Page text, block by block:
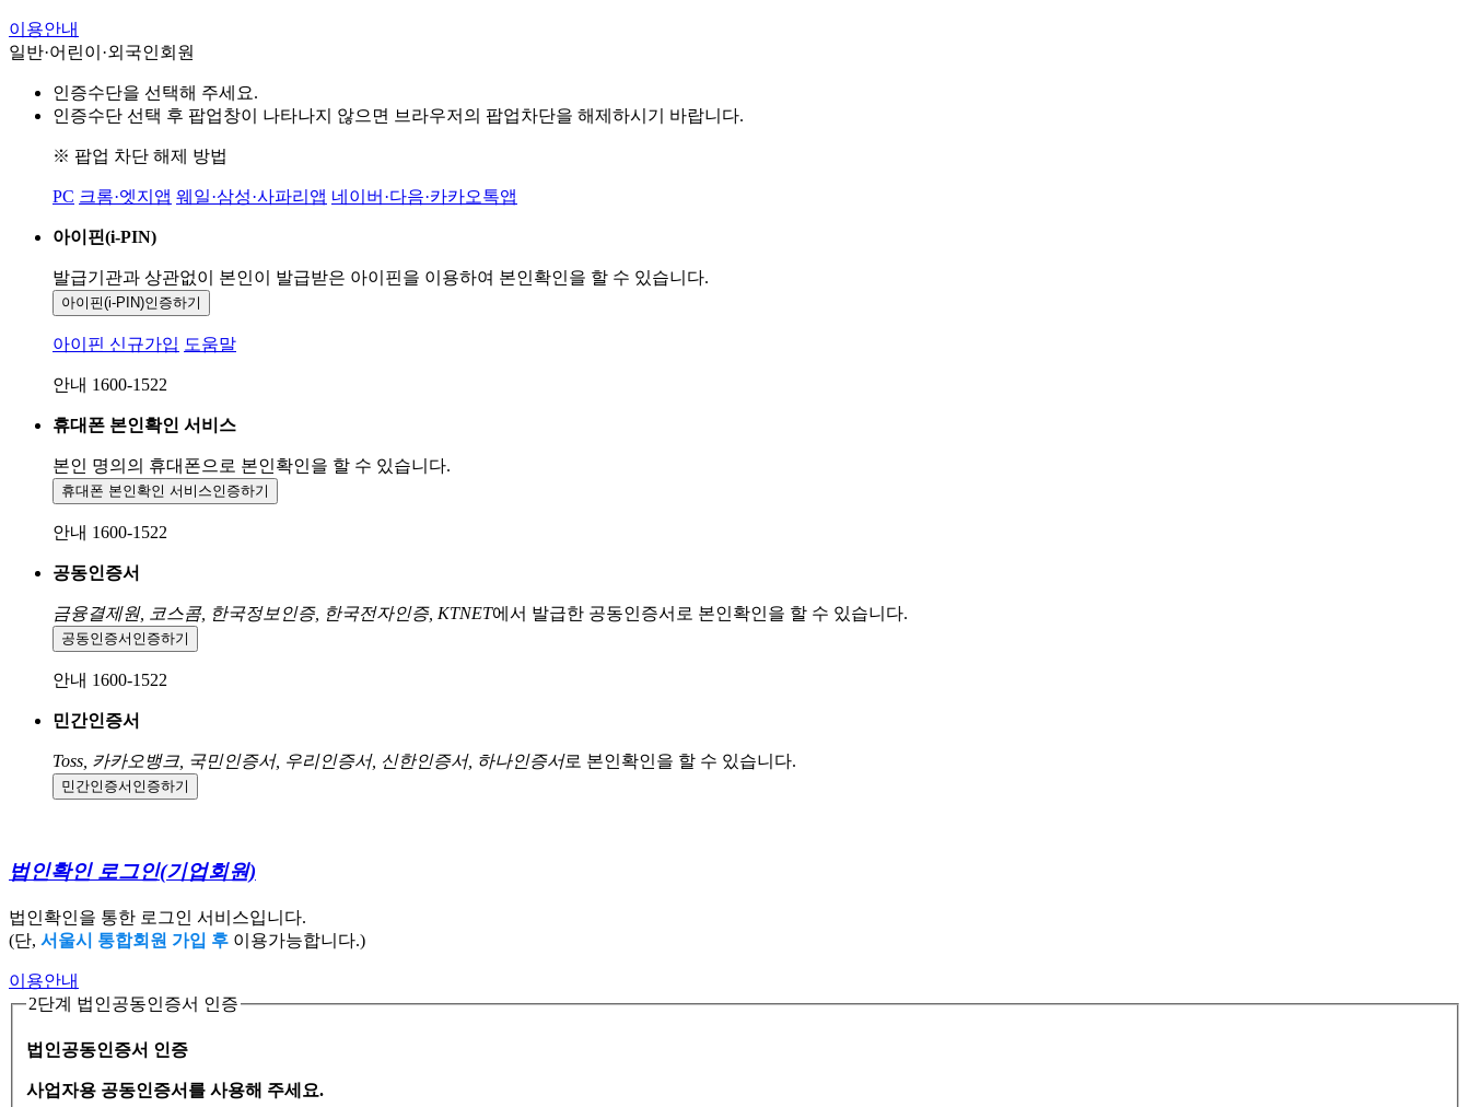
이용안내
일반·어린이·외국인회원
인증수단을 선택해 주세요.
인증수단 선택 후 팝업창이 나타나지 않으면 브라우저의 팝업차단을 해제하시기 바랍니다.
※ 팝업 차단 해제 방법
PC 크롬·엣지앱 웨일·삼성·사파리앱 네이버·다음·카카오톡앱
아이핀(i-PIN)
발급기관과 상관없이 본인이 발급받은 아이핀을 이용하여 본인확인을 할 수 있습니다.
아이핀(i-PIN)인증하기
아이핀 신규가입 도움말
안내 1600-1522
휴대폰 본인확인 서비스
본인 명의의 휴대폰으로 본인확인을 할 수 있습니다.
휴대폰 본인확인 서비스인증하기
안내 1600-1522
공동인증서
금융결제원, 코스콤, 한국정보인증, 한국전자인증, KTNET에서 발급한 공동인증서로 본인확인을 할 수 있습니다.
공동인증서 인증하기
안내 1600-1522
민간인증서
Toss, 카카오뱅크, 국민인증서, 우리인증서, 신한인증서, 하나인증서로 본인확인을 할 수 있습니다.
민간인증서 인증하기
법인확인 로그인(기업회원)
법인확인을 통한 로그인 서비스입니다.
(단, 서울시 통합회원 가입 후 이용가능합니다.)
이용안내
2단계 법인공동인증서 인증
법인공동인증서 인증
사업자용 공동인증서를 사용해 주세요.